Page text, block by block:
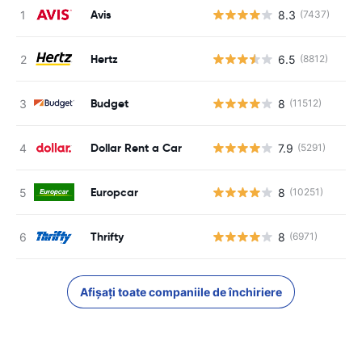
Avis 8.3 (7437)
Hertz 6.5 (8812)
Budget 8 (11512)
Dollar Rent a Car 7.9 (5291)
Europcar 8 (10251)
Thrifty 8 (6971)
Afișați toate companiile de închiriere